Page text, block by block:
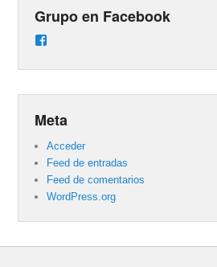
Grupo en Facebook
Meta
Acceder
Feed de entradas
Feed de comentarios
WordPress.org